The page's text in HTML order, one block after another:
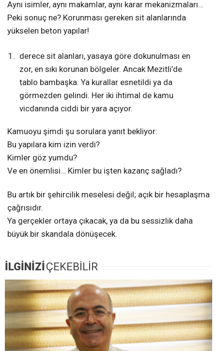
Aynı isimler, aynı makamlar, aynı karar mekanizmaları…
Peki sonuç ne? Korunması gereken sit alanlarında
yükselen beton yapılar!
derece sit alanları, yasaya göre dokunulması en
zor, en sıkı korunan bölgeler. Ancak Mezitli’de
tablo bambaşka. Ya kurallar esnetildi ya da
görmezden gelindi. Her iki ihtimal de kamu
vicdanında ciddi bir yara açıyor.
Kamuoyu şimdi şu sorulara yanıt bekliyor:
Bu yapılara kim izin verdi?
Kimler göz yumdu?
Ve en önemlisi… Kimler bu işten kazanç sağladı?
Bu artık bir şehircilik meselesi değil; açık bir hesaplaşma
çağrısıdır.
Ya gerçekler ortaya çıkacak, ya da bu sessizlik daha
büyük bir skandala dönüşecek.
İLGİNİZİÇEKEBİLİR